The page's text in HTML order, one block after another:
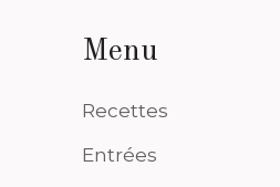
Menu
Recettes
Entrées